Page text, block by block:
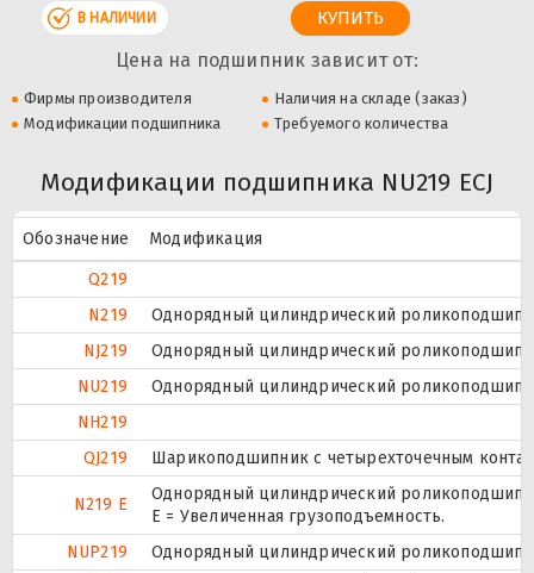
В НАЛИЧИИ
Цена на подшипник зависит от:
Фирмы производителя
Наличия на складе (заказ)
Модификации подшипника
Требуемого количества
Модификации подшипника NU219 ECJ
Обозначение
Модификация
Q219
N219
Однорядный цилиндрический
NJ219
Однорядный цилиндрический
NU219
Однорядный цилиндрический
NH219
QJ219
Шарикоподшипник с четырехточечным
N219 E
Однорядный цилиндрический
Е = Увеличенная грузоподъемность.
NUP219
Однорядный цилиндрический